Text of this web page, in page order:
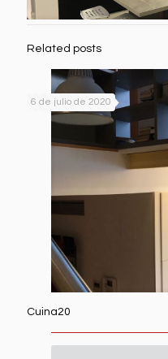
Related posts
6 de julio de 2020
Cuina20